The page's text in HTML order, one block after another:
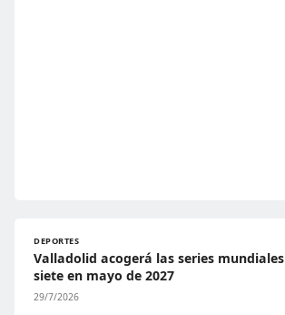
DEPORTES
Valladolid acogerá las series
siete en mayo de 2027
29/7/2026